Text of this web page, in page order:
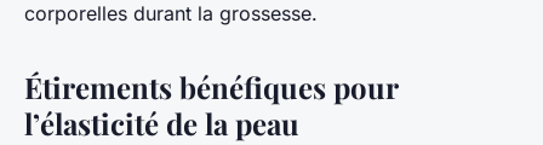
corporelles durant la grossesse.
Étirements bénéfiques pour
l’élasticité de la peau